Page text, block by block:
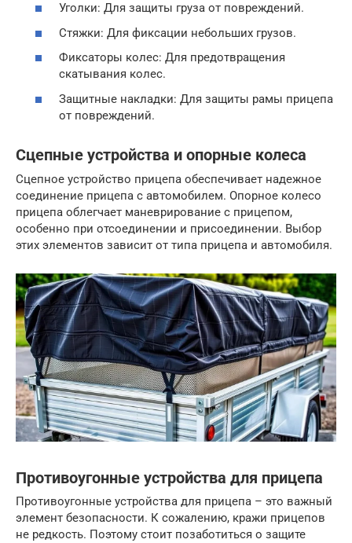
Уголки: Для защиты груза от повреждений.
Стяжки: Для фиксации небольших грузов.
Фиксаторы колес: Для предотвращения
скатывания колес.
Защитные накладки: Для защиты рамы прицепа
от повреждений.
Сцепные устройства и опорные колеса
Сцепное устройство прицепа обеспечивает надежное
соединение прицепа с автомобилем. Опорное колесо
прицепа облегчает маневрирование с прицепом,
особенно при отсоединении и присоединении. Выбор
этих элементов зависит от типа прицепа и автомобиля.
Противоугонные устройства для прицепа
Противоугонные устройства для прицепа – это важный
элемент безопасности. К сожалению, кражи прицепов
не редкость. Поэтому стоит позаботиться о защите